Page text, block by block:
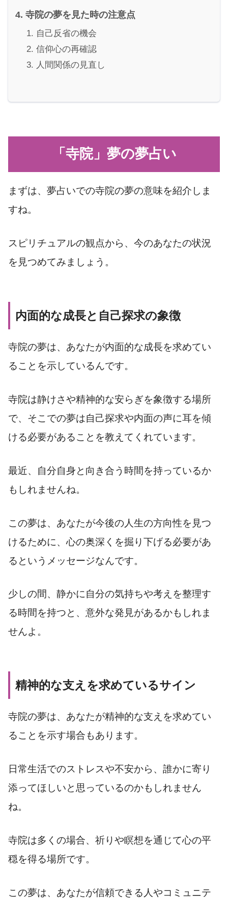
寺院の夢を見た時の注意点
自己反省の機会
信仰心の再確認
人間関係の見直し
「寺院」夢の夢占い
まずは、夢占いでの寺院の夢の意味を紹介しま
すね。
スピリチュアルの観点から、今のあなたの状況
を見つめてみましょう。
内面的な成長と自己探求の象徴
寺院の夢は、あなたが内面的な成長を求めてい
ることを示しているんです。
寺院は静けさや精神的な安らぎを象徴する場所
で、そこでの夢は自己探求や内面の声に耳を傾
ける必要があることを教えてくれています。
最近、自分自身と向き合う時間を持っているか
もしれませんね。
この夢は、あなたが今後の人生の方向性を見つ
けるために、心の奥深くを掘り下げる必要があ
るというメッセージなんです。
少しの間、静かに自分の気持ちや考えを整理す
る時間を持つと、意外な発見があるかもしれま
せんよ。
精神的な支えを求めているサイン
寺院の夢は、あなたが精神的な支えを求めてい
ることを示す場合もあります。
日常生活でのストレスや不安から、誰かに寄り
添ってほしいと思っているのかもしれません
ね。
寺院は多くの場合、祈りや瞑想を通じて心の平
穏を得る場所です。
この夢は、あなたが信頼できる人やコミュニテ